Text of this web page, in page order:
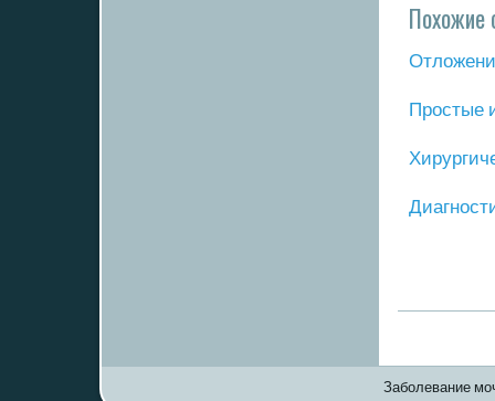
Похожие
Прοстые
Заболевание